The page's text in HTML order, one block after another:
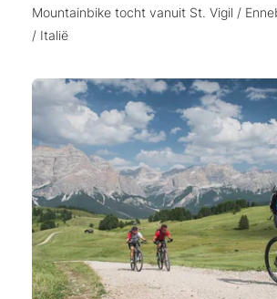
Mountainbike tocht vanuit St. Vigil /
/ Italië